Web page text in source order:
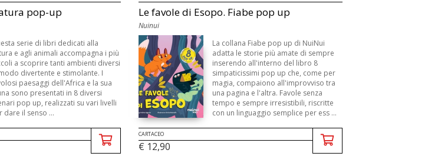
pop-up
serie di libri dedicati alla
e agli animali accompagna i più
a scoprire tanti ambienti diversi
divertente e stimolante. I
paesaggi dell'Africa e la sua
sono presentati in 8 diversi
pop up, realizzati su vari livelli
dare il senso ...
Le favole di Esopo. Fiabe pop up
Nuinui
La collana Fiabe pop up di NuiNui
adatta le storie più amate di sempre
inserendo all'interno del libro 8
simpaticissimi pop up che, come per
magia, compaiono all'improvviso tra
una pagina e l'altra. Favole senza
tempo e sempre irresistibili, riscritte
con un linguaggio semplice per ess ...
CARTACEO
€ 12,90